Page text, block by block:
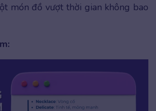
món đồ vượt thời gian không bao